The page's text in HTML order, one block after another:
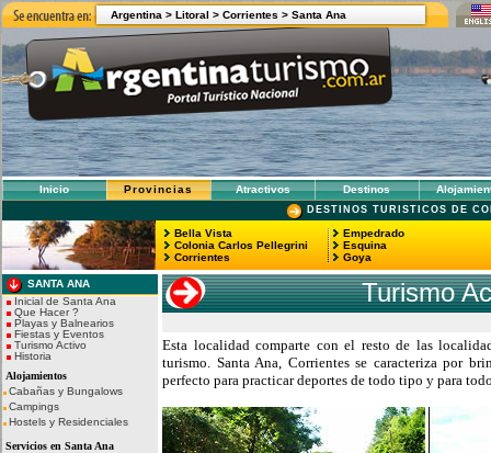
Argentina > Litoral > Corrientes > Santa Ana
Inicio Provincias Atractivos Destinos
DESTINOS TURISTICOS DE
Bella Vista
Colonia Carlos Pellegrini
Corrientes
Empedrado
Esquina
Goya
SANTA ANA
Inicial de Santa Ana
Que Hacer ?
Playas y Balnearios
Fiestas y Eventos
Turismo Activo
Historia
Alojamientos
Cabañas y Bungalows
Campings
Hostels y Residenciales
Servicios en Santa Ana
Turismo
Esta localidad comparte con el resto de las
turismo. Santa Ana, Corrientes se caracteriza por
perfecto para practicar deportes de todo tipo y para